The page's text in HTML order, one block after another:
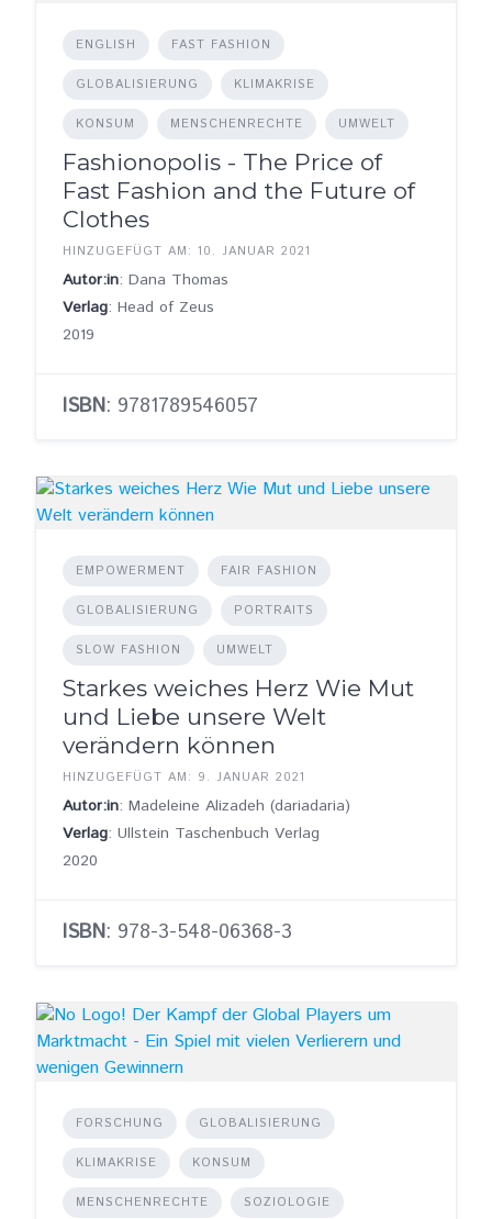
ENGLISH FAST FASHION
GLOBALISIERUNG KLIMAKRISE
KONSUM MENSCHENRECHTE UMWELT
Fashionopolis - The Price of
Fast Fashion and the Future of
Clothes
HINZUGEFÜGT AM: 10. JANUAR 2021
Autor:in: Dana Thomas
Verlag: Head of Zeus
2019
ISBN: 9781789546057
EMPOWERMENT FAIR FASHION
GLOBALISIERUNG PORTRAITS
SLOW FASHION UMWELT
Starkes weiches Herz Wie Mut
und Liebe unsere Welt
verändern können
HINZUGEFÜGT AM: 9. JANUAR 2021
Autor:in: Madeleine Alizadeh (dariadaria)
Verlag: Ullstein Taschenbuch Verlag
2020
ISBN: 978-3-548-06368-3
FORSCHUNG GLOBALISIERUNG
KLIMAKRISE KONSUM
MENSCHENRECHTE SOZIOLOGIE